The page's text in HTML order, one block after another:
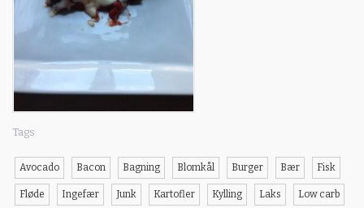
Tags
Avocado Bacon Bagning Blomkål Burger Bær Fisk
Fløde Ingefær Junk Kartofler Kylling Laks Low carb